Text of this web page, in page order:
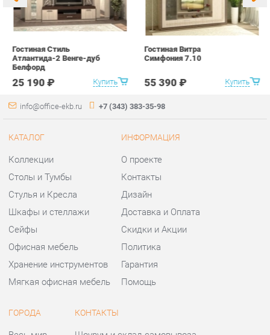
Купить
25 190 ₽ Купить
info@office-ekb.ru +7 (343) 383-35-98
КАТАЛОГ
Коллекции
Стулья и Кресла
Офисная мебель
Хранение инструментов
Мягкая офисная мебель
ИНФОРМАЦИЯ
О проекте
Дизайн
Политика
Гарантия
Помощь
ГОРОДА
Весь мир
Екатеринбург
Шоурум и склад самовывоза
Адрес: г.Екатеринбург,
Уральских рабочих, 54
Часы работы:
Пн - Пт: 10:00 - 20:00 (GMT+5)